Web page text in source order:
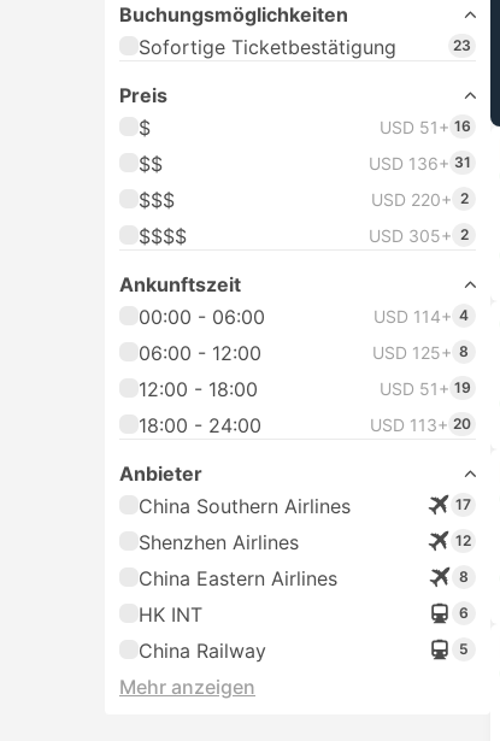
Buchungsmöglichkeiten
Sofortige Ticketbestätigung
23
Preis
$
USD 51+ 16
$$ USD 136+ 31
$$$ USD 220+ 2
$$$$ USD 305+ 2
Ankunftszeit
00:00 - 06:00
USD 114+ 4
06:00 - 12:00 USD 125+ 8
12:00 - 18:00 USD 51+ 19
18:00 - 24:00 USD 113+ 20
Anbieter
China Southern Airlines
17
Shenzhen Airlines 12
China Eastern Airlines 8
HK INT 6
China Railway 5
Mehr anzeigen